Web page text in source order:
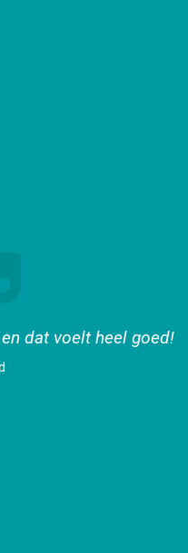
dat voelt heel goed!